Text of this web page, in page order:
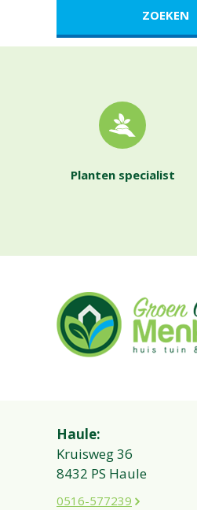
Planten specialist
Haule:
Kruisweg 36
8432 PS Haule
0516-577239